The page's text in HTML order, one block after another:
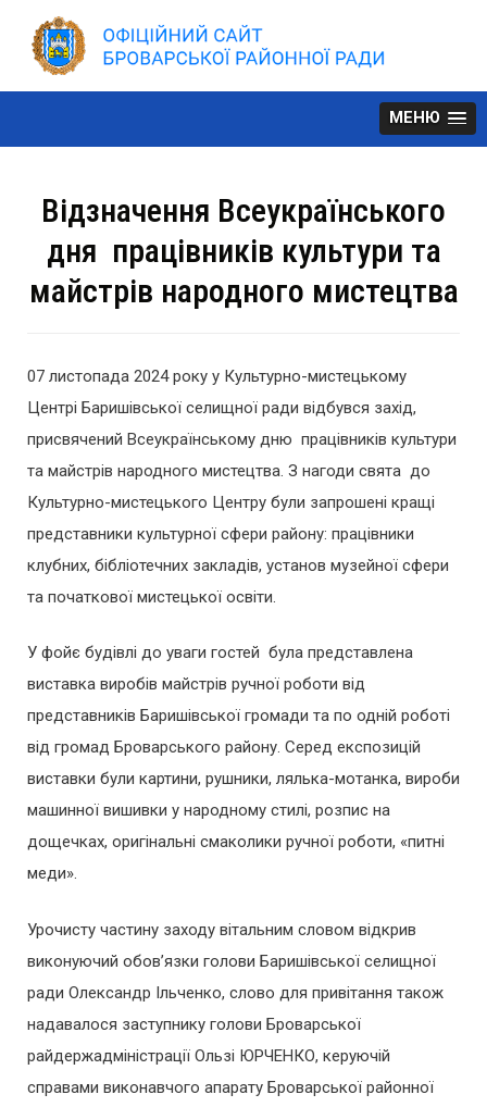
to
content
МЕНЮ
Відзначення Всеукраїнського
дня працівників культури та
майстрів народного мистецтва
07 листопада 2024 року у Культурно-мистецькому
Центрі Баришівської селищної ради відбувся захід,
присвячений Всеукраїнському дню працівників культури
та майстрів народного мистецтва. З нагоди свята до
Культурно-мистецького Центру були запрошені кращі
представники культурної сфери району: працівники
клубних, бібліотечних закладів, установ музейної сфери
та початкової мистецької освіти.
У фойє будівлі до уваги гостей була представлена
виставка виробів майстрів ручної роботи від
представників Баришівської громади та по одній роботі
від громад Броварського району. Серед експозицій
виставки були картини, рушники, лялька-мотанка, вироби
машинної вишивки у народному стилі, розпис на
дощечках, оригінальні смаколики ручної роботи, «питні
меди».
Урочисту частину заходу вітальним словом відкрив
виконуючий обов’язки голови Баришівської селищної
ради Олександр Ільченко, слово для привітання також
надавалося заступнику голови Броварської
райдержадміністрації Ользі ЮРЧЕНКО, керуючій
справами виконавчого апарату Броварської районної